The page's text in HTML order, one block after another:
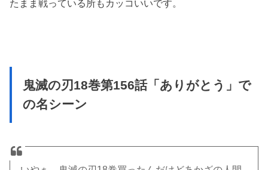
たまま戦っている所もカッコいいです。
鬼滅の刃18巻第156話「ありがとう」で
の名シーン